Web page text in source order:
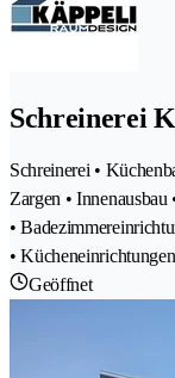
Schreinerei
Schreinerei •
Zargen •
•
• Kücheneinrichtungen
Geöffnet